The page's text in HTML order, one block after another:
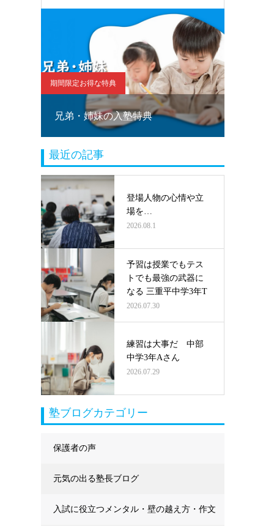
期間限定お得な特典
兄弟・姉妹の入塾特典
最近の記事
登場人物の心情や立
場を…
2026.08.1
予習は授業でもテス
トでも最強の武器に
なる 三重平中学3年T
2026.07.30
練習は大事だ 中部
中学3年Aさん
2026.07.29
塾ブログカテゴリー
保護者の声
元気の出る塾長ブログ
入試に役立つメンタル・壁の越え方・作文